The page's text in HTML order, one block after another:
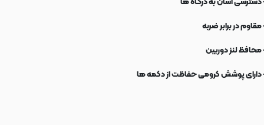
مقاوم در برابر ضربه
محافظ لنز دوربین
دارای پوشش کرومی حفاظت از دکمه ها